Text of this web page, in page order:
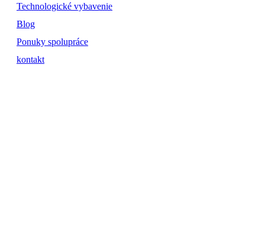
Technologické vybavenie
Blog
Ponuky spolupráce
kontakt